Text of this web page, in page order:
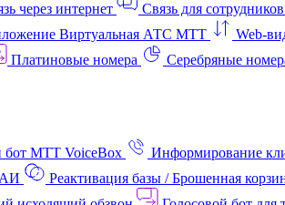
через интернет
Связь для
Виртуальная АТС МТТ Web-
Платиновые номера Серебряные
бот МТТ VoiceBox
Информирование
АИ Реактивация базы / Брошенная